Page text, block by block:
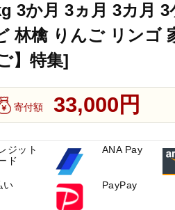
3か月 3ヵ月 3カ月
林檎 りんご リンゴ
】特集]
寄付額 33,000円
ジット
ド
ANA Pay
い PayPay